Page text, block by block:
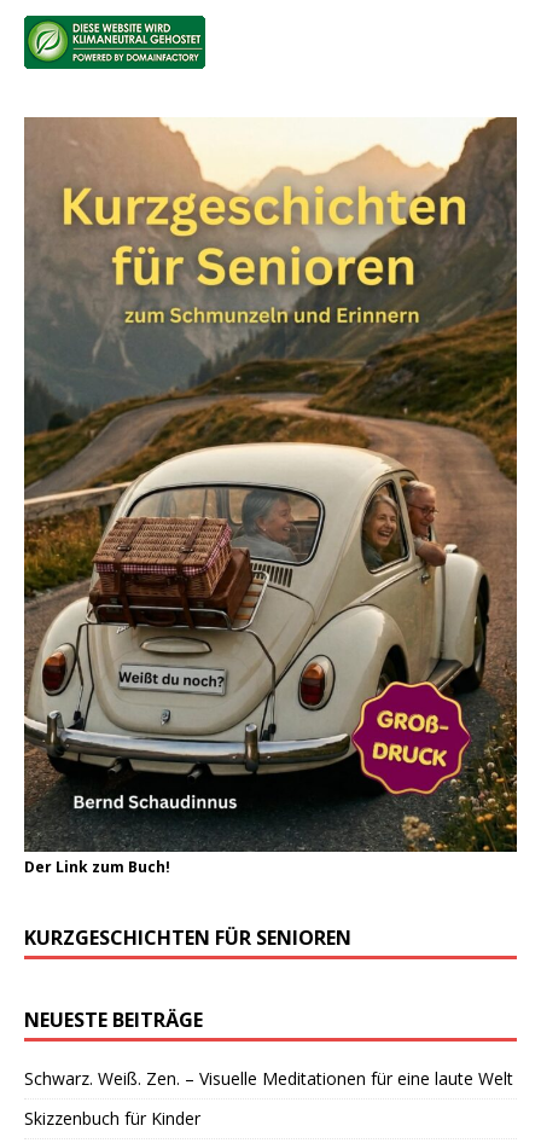
Der Link zum Buch!
KURZGESCHICHTEN FÜR SENIOREN
NEUESTE BEITRÄGE
Schwarz. Weiß. Zen. – Visuelle Meditationen für eine laute Welt
Skizzenbuch für Kinder